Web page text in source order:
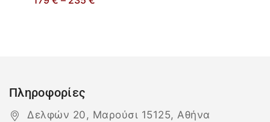
Πληροφορίες
Δελφών 20, Μαρούσι 15125, Αθήνα